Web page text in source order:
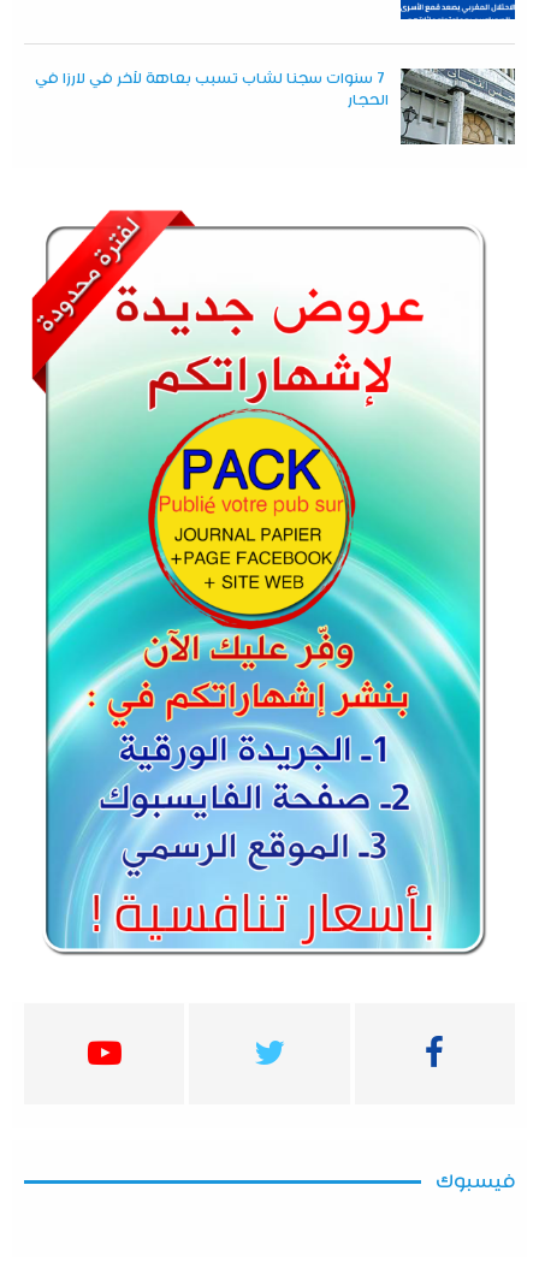
7 سنوات سجنا لشاب تسبب بعاهة لآخر في لارزا في
الحجار
فيسبوك